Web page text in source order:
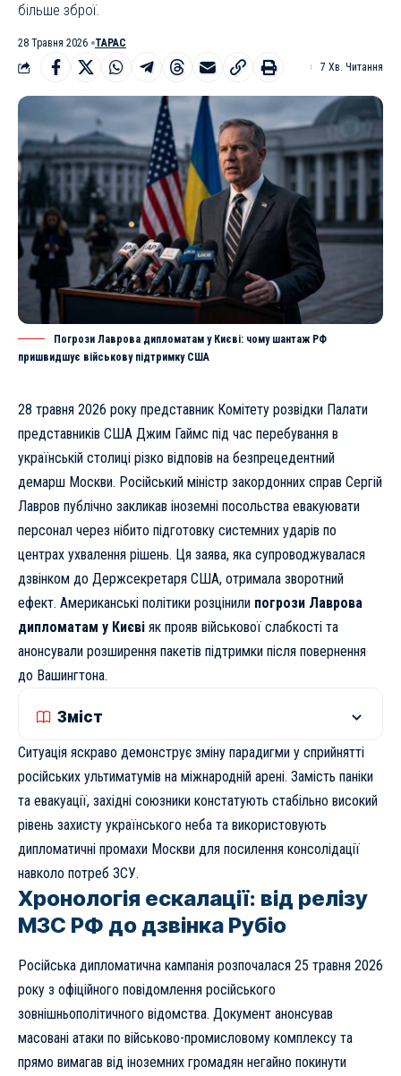
більше зброї.
28 Травня 2026
ТАРАС
7 Хв. Читання
Погрози Лаврова дипломатам у Києві: чому шантаж РФ
пришвидшує військову підтримку США
28 травня 2026 року представник Комітету розвідки Палати
представників США Джим Гаймс під час перебування в
українській столиці різко відповів на безпрецедентний
демарш Москви. Російський міністр закордонних справ Сергій
Лавров публічно закликав іноземні посольства евакуювати
персонал через нібито підготовку системних ударів по
центрах ухвалення рішень. Ця заява, яка супроводжувалася
дзвінком до Держсекретаря США, отримала зворотний
ефект. Американські політики розцінили погрози Лаврова
дипломатам у Києві як прояв військової слабкості та
анонсували розширення пакетів підтримки після повернення
до Вашингтона.
Зміст
Ситуація яскраво демонструє зміну парадигми у сприйнятті
російських ультиматумів на міжнародній арені. Замість паніки
та евакуації, західні союзники констатують стабільно високий
рівень захисту українського неба та використовують
дипломатичні промахи Москви для посилення консолідації
навколо потреб ЗСУ.
Хронологія ескалації: від релізу
МЗС РФ до дзвінка Рубіо
Російська дипломатична кампанія розпочалася 25 травня 2026
року з офіційного повідомлення російського
зовнішньополітичного відомства. Документ анонсував
масовані атаки по військово-промисловому комплексу та
прямо вимагав від іноземних громадян негайно покинути